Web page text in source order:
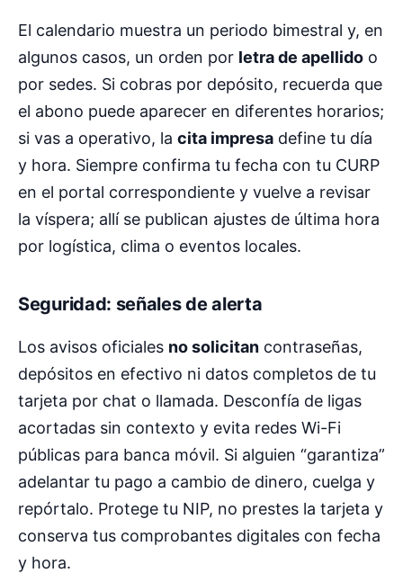
El calendario muestra un periodo bimestral y, en
algunos casos, un orden por letra de apellido o
por sedes. Si cobras por depósito, recuerda que
el abono puede aparecer en diferentes horarios;
si vas a operativo, la cita impresa define tu día
y hora. Siempre confirma tu fecha con tu CURP
en el portal correspondiente y vuelve a revisar
la víspera; allí se publican ajustes de última hora
por logística, clima o eventos locales.
Seguridad: señales de alerta
Los avisos oficiales no solicitan contraseñas,
depósitos en efectivo ni datos completos de tu
tarjeta por chat o llamada. Desconfía de ligas
acortadas sin contexto y evita redes Wi-Fi
públicas para banca móvil. Si alguien “garantiza”
adelantar tu pago a cambio de dinero, cuelga y
repórtalo. Protege tu NIP, no prestes la tarjeta y
conserva tus comprobantes digitales con fecha
y hora.